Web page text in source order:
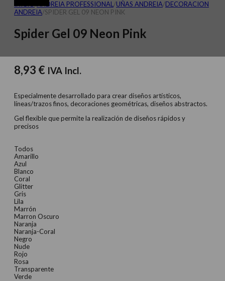
ANDREIA PROFESSIONAL /UÑAS ANDREIA/DECORACION
ANDREIA/SPIDER GEL 09 NEON PINK
Spider Gel 09 Neon Pink
8,93 € IVA Incl.
Especialmente desarrollado para crear diseños artísticos,
líneas/trazos finos, decoraciones geométricas, diseños abstractos.
Gel flexible que permite la realización de diseños rápidos y
precisos
Todos
Amarillo
Azul
Blanco
Coral
Glitter
Gris
Lila
Marrón
Marron Oscuro
Naranja
Naranja-Coral
Negro
Nude
Rojo
Rosa
Transparente
Verde